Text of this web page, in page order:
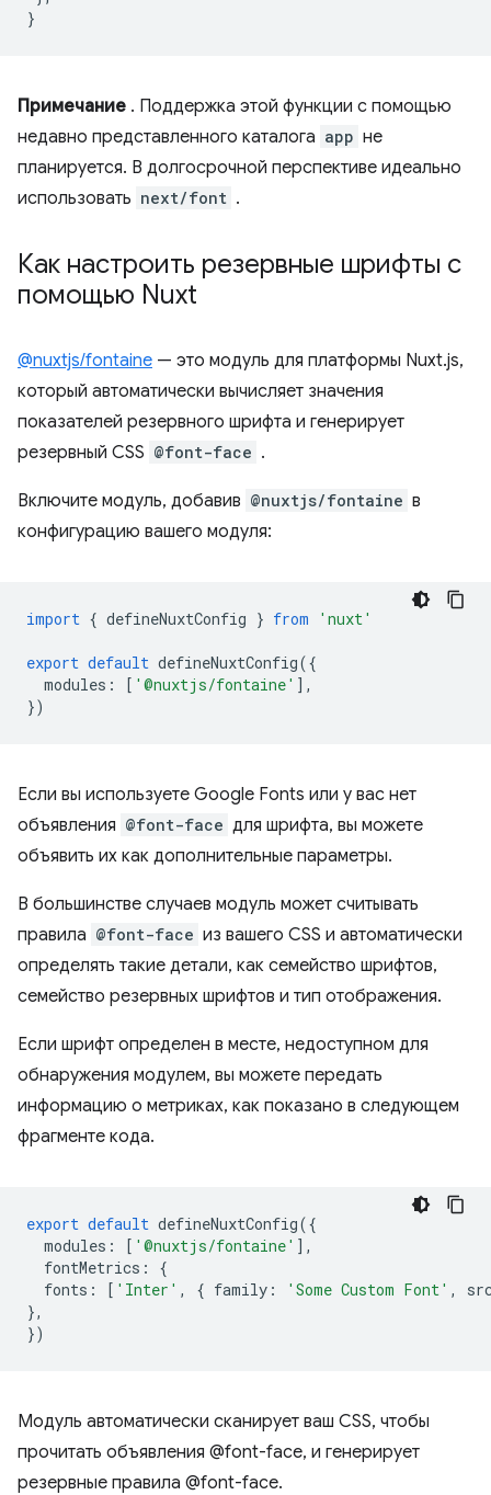
}
Примечание . Поддержка этой функции с помощью
недавно представленного каталога app не
планируется. В долгосрочной перспективе идеально
использовать next/font .
Как настроить резервные шрифты с
помощью Nuxt
@nuxtjs/fontaine — это модуль для платформы Nuxt.js,
который автоматически вычисляет значения
показателей резервного шрифта и генерирует
резервный CSS @font-face .
Включите модуль, добавив @nuxtjs/fontaine в
конфигурацию вашего модуля:
import { defineNuxtConfig } from 'nuxt'
export default defineNuxtConfig({
modules : [ '@nuxtjs/fontaine' ],
})
Если вы используете Google Fonts или у вас нет
объявления @font-face для шрифта, вы можете
объявить их как дополнительные параметры.
В большинстве случаев модуль может считывать
правила @font-face из вашего CSS и автоматически
определять такие детали, как семейство шрифтов,
семейство резервных шрифтов и тип отображения.
Если шрифт определен в месте, недоступном для
обнаружения модулем, вы можете передать
информацию о метриках, как показано в следующем
фрагменте кода.
export default defineNuxtConfig({
modules : [ '@nuxtjs/fontaine' ],
fontMetrics :
{
fonts : [ 'Inter' , { family : 'Some Custom Font' ,
},
})
Модуль автоматически сканирует ваш CSS, чтобы
прочитать объявления @font-face, и генерирует
резервные правила @font-face.